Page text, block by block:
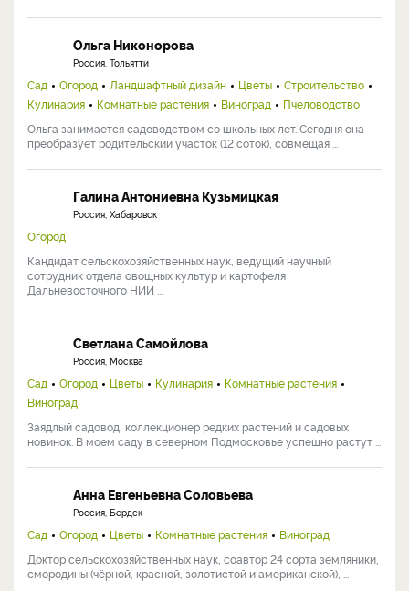
Ольга Никонорова
Россия, Тольятти
Сад Огород Ландшафтный дизайн Цветы
Строительство
Кулинария
Комнатные растения Виноград
Пчеловодство
Ольга занимается садоводством со школьных лет. Сегодня она
преобразует родительский участок (12 соток), совмещая ...
Галина Антониевна Кузьмицкая
Россия, Хабаровск
Огород
Кандидат сельскохозяйственных наук, ведущий научный
сотрудник отдела овощных культур и картофеля
Дальневосточного НИИ ...
Светлана Самойлова
Россия, Москва
Сад Огород Цветы Кулинария
Комнатные растения
Виноград
Заядлый садовод, коллекционер редких растений и садовых
новинок. В моем саду в северном Подмосковье успешно растут ...
Анна Евгеньевна Соловьева
Россия, Бердск
Сад Огород Цветы Комнатные растения
Виноград
Доктор сельскохозяйственных наук, соавтор 24 сорта земляники,
смородины (чёрной, красной, золотистой и американской), ...